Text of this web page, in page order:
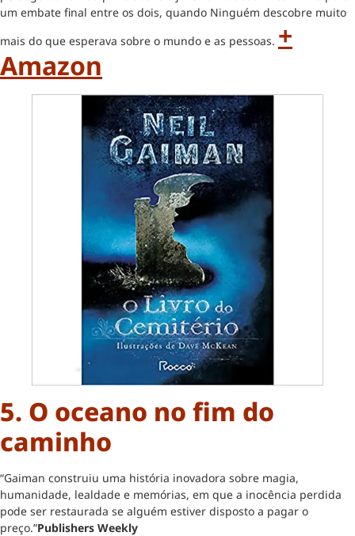
um embate final entre os dois, quando Ninguém descobre muito
mais do que esperava sobre o mundo e as pessoas. +
Amazon
5. O oceano no fim do
caminho
“Gaiman construiu uma história inovadora sobre magia,
humanidade, lealdade e memórias, em que a inocência perdida
pode ser restaurada se alguém estiver disposto a pagar o
preço.”Publishers Weekly